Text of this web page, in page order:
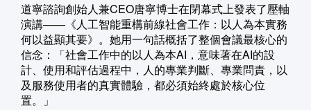
道寧諮詢創始人兼CEO唐寧博士在閉幕式上發表了壓軸
演講——《人工智能重構前線社會工作：以人為本實務
何以益顯其要》。她用一句話概括了整個會議最核心的
信念：「社會工作中的以人為本AI，意味著在AI的設
計、使用和評估過程中，人的專業判斷、專業問責，以
及服務使用者的真實體驗，都必須始終處於核心位
置。」